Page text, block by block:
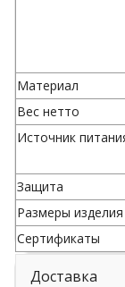
Материал
Вес нетто
Источник
Защита
Размеры
Сертификаты
Доставка